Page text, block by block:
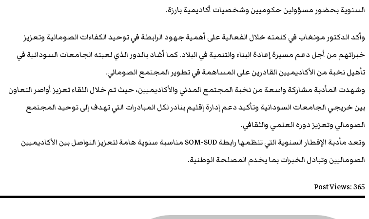
السنوية بحضور مسؤولين حكوميين وشخصيات أكاديمية بارزة.
وأكد الدكتور مونغاب في كلمته خلال الفعالية على أهمية جهود الرابطة في توحيد الكفاءات الصومالية وتعزيز
خبراتهم من أجل دعم مسيرة إعادة البناء والتنمية في البلاد. كما أشاد بالدور الذي لعبته الجامعات السودانية في
تأهيل نخبة من الأكاديميين القادرين على المساهمة في تطوير المجتمع الصومالي.
وشهدت المأدبة مشاركة واسعة من نخبة المجتمع المدني والأكاديميين، حيث تم خلال اللقاء تعزيز أواصر التعاون
بين خريجي الجامعات السودانية وتأكيد دعم إدارة إقليم بنادر لكل المبادرات التي تهدف إلى توحيد المجتمع
الصومالي وتعزيز دوره العلمي والثقافي.
وتعد مأدبة الإفطار السنوية التي تنظمها رابطة SOM-SUD مناسبة سنوية هامة لتعزيز التواصل بين الأكاديميين
الصوماليين وتبادل الخبرات بما يخدم المصلحة الوطنية.
Post Views:365